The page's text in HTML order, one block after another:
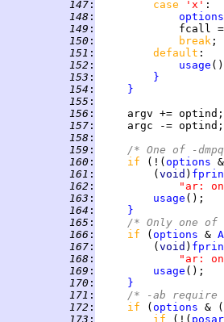
147 : case 'x'
148 :
options
149 :
fcall
150 : break
151 : default
152 :
usage
153 :
}
154 :
}
155 :
156 :
157 :
158 :
159 :
/* One of -
160 : if (!( options
161 :
         (
void )
162 :
"ar:
163 : usage
164 :
}
165 :
/* Only one
166 : if ( options &
167 :
         (
void )
168 :
"ar:
169 : usage
170 :
}
171 :
/* -ab require
172 : if ( options & (
173 : if (!(